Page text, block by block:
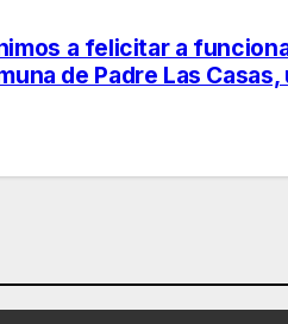
a felicitar a
de Padre Las